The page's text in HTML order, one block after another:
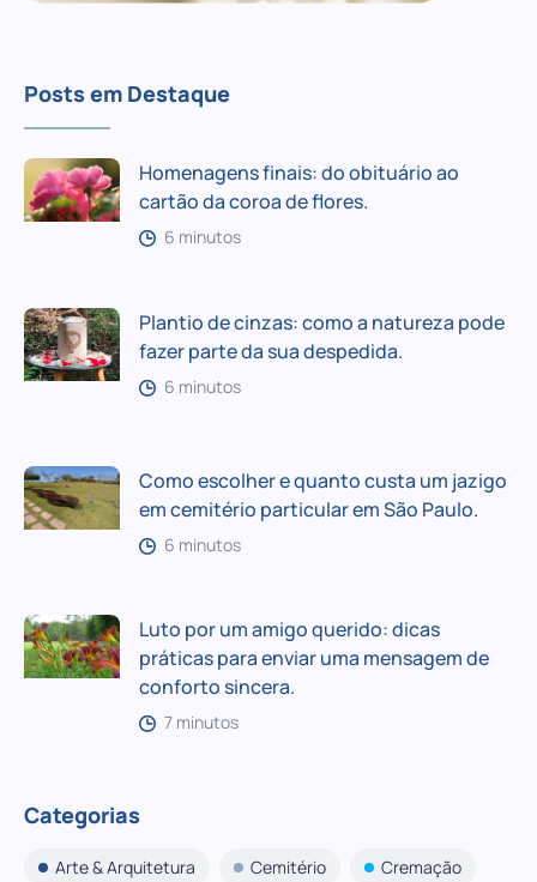
Posts em Destaque
Homenagens finais: do obituário ao
cartão da coroa de flores.
6 minutos
Plantio de cinzas: como a natureza pode
fazer parte da sua despedida.
6 minutos
Como escolher e quanto custa um jazigo
em cemitério particular em São Paulo.
6 minutos
Luto por um amigo querido: dicas
práticas para enviar uma mensagem de
conforto sincera.
7 minutos
Categorias
Arte & Arquitetura Cemitério Cremação